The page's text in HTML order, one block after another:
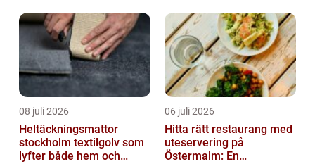
08 juli 2026
Heltäckningsmattor
stockholm textilgolv som
lyfter både hem och
06 juli 2026
Hitta rätt restaurang med
uteservering på
Östermalm: En